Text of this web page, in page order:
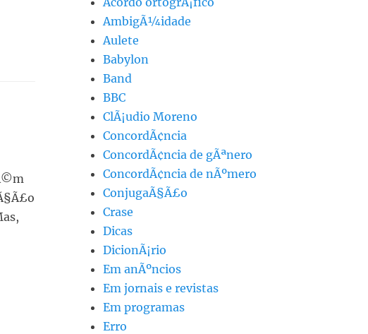
AmbigÃ¼idade
Aulete
Babylon
Band
BBC
ClÃ¡udio Moreno
ConcordÃ¢ncia
ConcordÃ¢ncia de gÃªnero
ConcordÃ¢ncia de nÃºmero
ConjugaÃ§Ã£o
Crase
Dicas
DicionÃ¡rio
Em anÃºncios
Em jornais e revistas
Em programas
Erro